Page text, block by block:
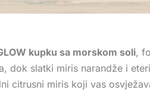
kupku sa morskom soli,
dok slatki miris narandže i
citrusni miris koji vas